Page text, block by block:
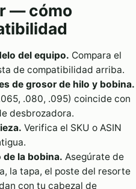
— cómo
del equipo. Compara el
de compatibilidad arriba.
de grosor de hilo y bobina.
.080, .095) coincide con
desbrozadora.
Verifica el SKU o ASIN
de la bobina. Asegúrate de
la tapa, el poste del resorte
con tu cabezal de